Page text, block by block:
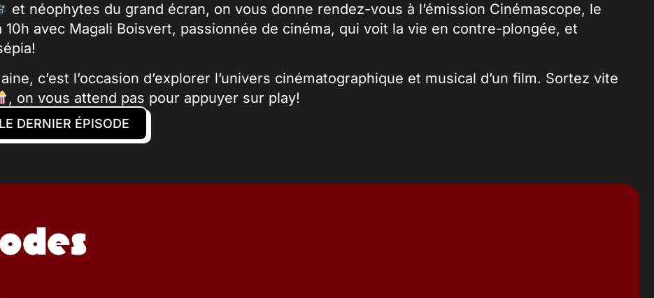
et néophytes du grand écran, on vous donne rendez-vous à l’émission Cinémascope, le
10h avec Magali Boisvert, passionnée de cinéma, qui voit la vie en contre-plongée, et
c’est l’occasion d’explorer l’univers cinématographique et musical d’un film. Sortez vite
, on vous attend pas pour appuyer sur play!
DERNIER ÉPISODE